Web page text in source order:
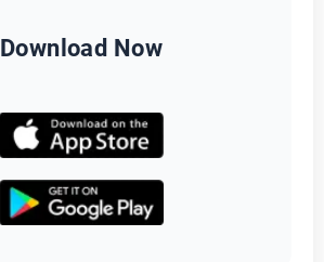
Download Now